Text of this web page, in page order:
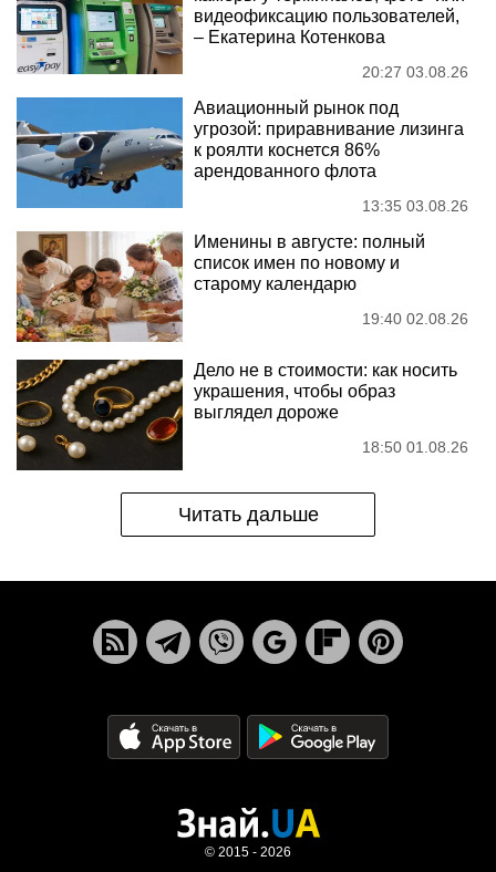
видеофиксацию пользователей,
– Екатерина Котенкова
20:27 03.08.26
Авиационный рынок под
угрозой: приравнивание лизинга
к роялти коснется 86%
арендованного флота
13:35 03.08.26
Именины в августе: полный
список имен по новому и
старому календарю
19:40 02.08.26
Дело не в стоимости: как носить
украшения, чтобы образ
выглядел дороже
18:50 01.08.26
Читать дальше
© 2015 - 2026